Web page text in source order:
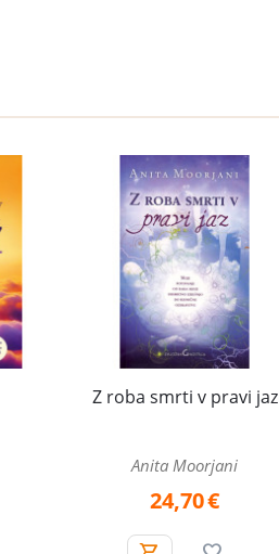
Z roba smrti v pravi jaz
Anita Moorjani
24,70€